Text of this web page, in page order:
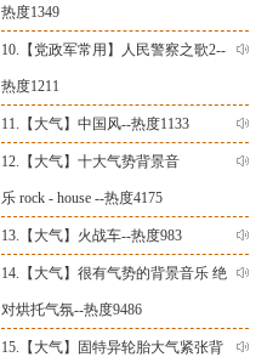
热度1349
10.【 党政军常用 】 人民警察之歌2--
热度1211
11.【 大气】 中国风--热度1133
12.【 大气】 十大气势背景音
乐 rock - house --热度4175
13.【 大气】 火战车--热度983
14.【 大气】 很有气势的背景音乐 绝
对烘托气氛--热度9486
15.【 大气】 固特异轮胎大气紧张背